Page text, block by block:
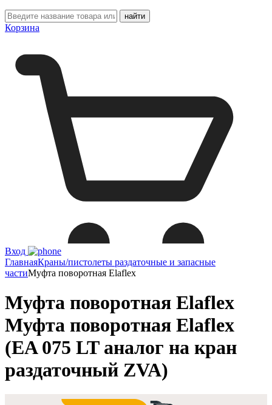
Корзина
Вход
ГлавнаяКраны/пистолеты раздаточные и запасные
частиМуфта поворотная Elaflex
Муфта поворотная Elaflex
Муфта поворотная Elaflex
(EA 075 LT аналог на кран
раздаточный ZVA)